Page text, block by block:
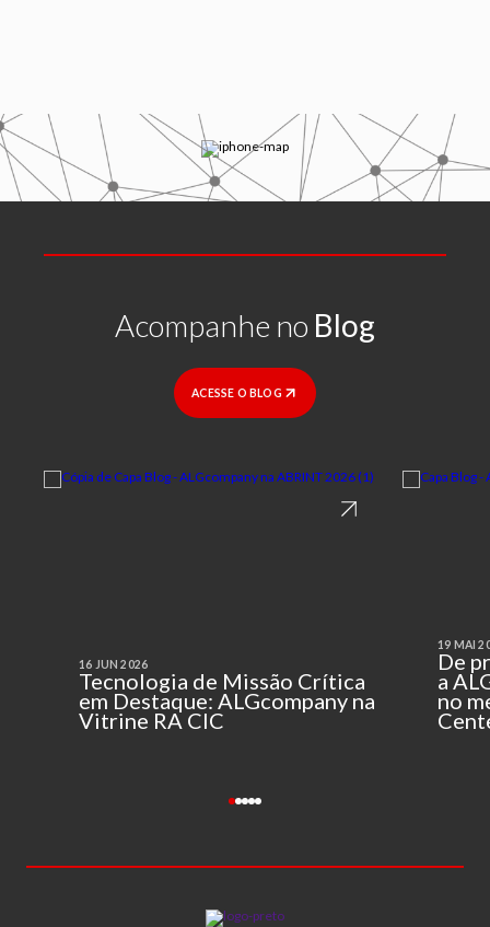
Acompanhe no Blog
ACESSE O BLOG
16 JUN 2026
Tecnologia de Missão Crítica
em Destaque: ALGcompany na
Vitrine RA CIC
19 MAI
De
a
no